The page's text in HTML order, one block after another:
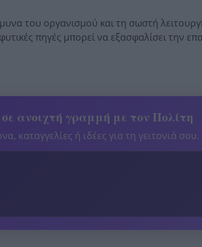
του οργανισμού και τη σωστή
πηγές μπορεί να εξασφαλίσει την
ανοιχτή γραμμή με τον Πολίτη
καταγγελίες ή ιδέες για τη γειτονιά σου.